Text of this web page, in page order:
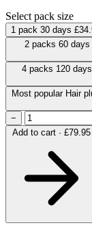
Select pack size
1 pack 30 days
2 packs 60 days
4 packs 120 days
Most popular Hair
−
Add to cart · £79.95